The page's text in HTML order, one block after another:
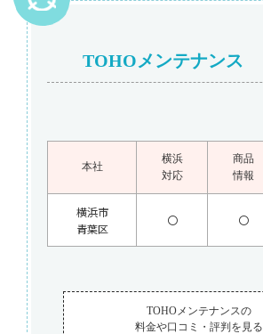
TOHOメンテナンス
本社
横浜
対応
商品
情報
横浜市
青葉区
〇 〇
TOHOメンテナンスの
料金や口コミ・評判を見る